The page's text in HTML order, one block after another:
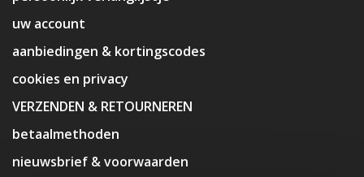
uw account
aanbiedingen & kortingscodes
cookies en privacy
VERZENDEN & RETOURNEREN
betaalmethoden
nieuwsbrief & voorwaarden